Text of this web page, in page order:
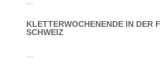
KLETTERWOCHENENDE IN DER
SCHWEIZ